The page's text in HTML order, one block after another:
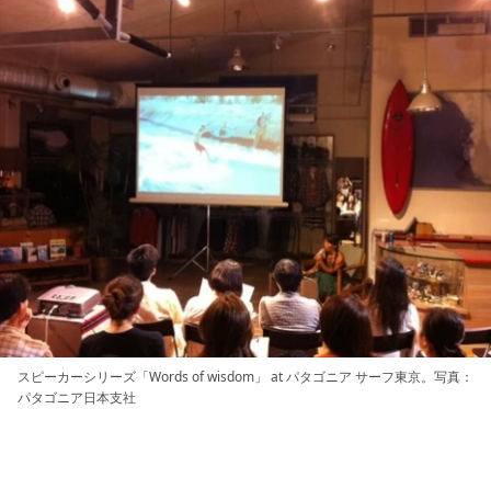
スピーカーシリーズ「Words of wisdom」 at パタゴニア サーフ東京。写真：
パタゴニア日本支社